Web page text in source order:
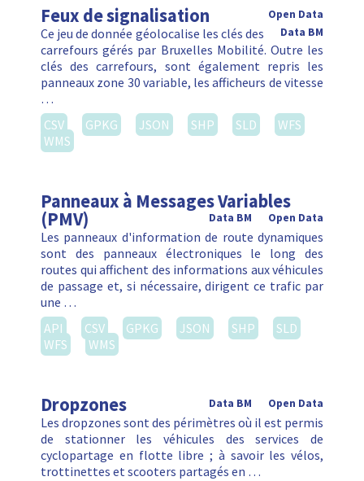
Feux de signalisation
Open Data
Data BM
Ce jeu de donnée géolocalise les clés des
carrefours gérés par Bruxelles Mobilité. Outre les
clés des carrefours, sont également repris les
panneaux zone 30 variable, les afficheurs de vitesse
…
CSV
GPKG JSON SHP SLD
WFS
WMS
Panneaux à Messages Variables
(PMV) Open Data
Data BM
Les panneaux d'information de route dynamiques
sont des panneaux électroniques le long des
routes qui affichent des informations aux véhicules
de passage et, si nécessaire, dirigent ce trafic par
une …
API
CSV GPKG JSON SHP
SLD
WFS
WMS
Dropzones Open Data
Data BM
Les dropzones sont des périmètres où il est permis
de stationner les véhicules des services de
cyclopartage en flotte libre ; à savoir les vélos,
trottinettes et scooters partagés en …